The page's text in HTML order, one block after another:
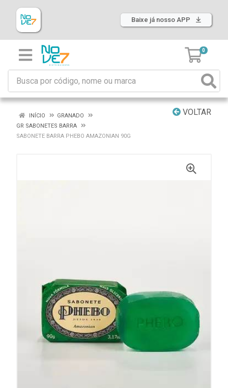
Baixe já nosso APP
0
VOLTAR
INÍCIO
GRANADO
GR SABONETES BARRA
SABONETE BARRA PHEBO AMAZONIAN 90G